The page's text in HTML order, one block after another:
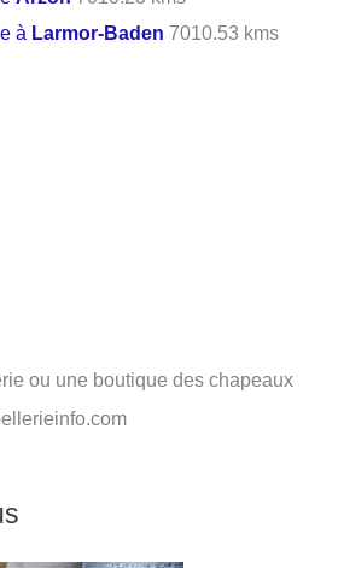
à Larmor-Baden 7010.53 kms
ou une boutique des chapeaux